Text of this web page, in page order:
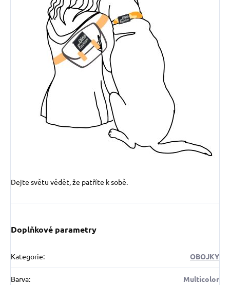
Dejte světu vědět, že patříte k sobě.
Doplňkové parametry
Kategorie: OBOJKY
Barva: Multicolor